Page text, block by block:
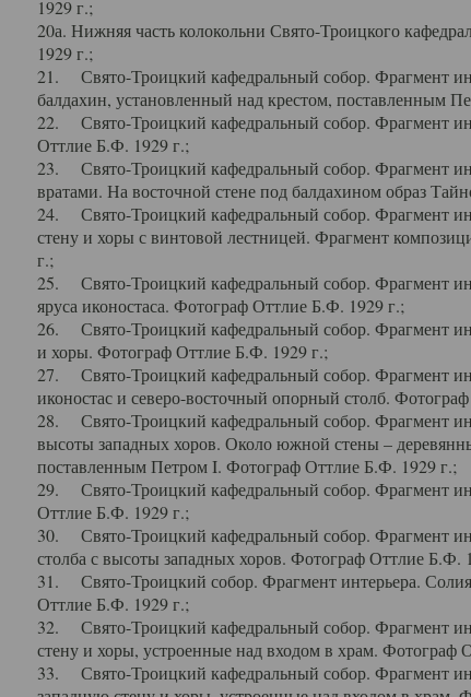
1929 г.;
20а. Нижняя часть колокольни Свято-Троицкого
1929 г.;
21. Свято-Троицкий кафедральный собор. Фрагмент
балдахин, установленный над крестом, поставленным
22. Свято-Троицкий кафедральный собор. Фрагмент
Оттлие Б.Ф. 1929 г.;
23. Свято-Троицкий кафедральный собор. Фрагмент
вратами. На восточной стене под балдахином образ
24. Свято-Троицкий кафедральный собор. Фрагмент
стену и хоры с винтовой лестницей. Фрагмент
г.;
25. Свято-Троицкий кафедральный собор. Фрагмент
яруса иконостаса. Фотограф Оттлие Б.Ф. 1929 г.;
26. Свято-Троицкий кафедральный собор. Фрагмент
и хоры. Фотограф Оттлие Б.Ф. 1929 г.;
27. Свято-Троицкий кафедральный собор. Фрагмент
иконостас и северо-восточный опорный столб.
28. Свято-Троицкий кафедральный собор. Фрагмент
высоты западных хоров. Около южной стены –
поставленным Петром I. Фотограф Оттлие Б.Ф. 1929 г.;
29. Свято-Троицкий кафедральный собор. Фрагмент
Оттлие Б.Ф. 1929 г.;
30. Свято-Троицкий кафедральный собор. Фрагмент
столба с высоты западных хоров. Фотограф Оттлие Б.Ф.
31. Свято-Троицкий собор. Фрагмент интерьера. Солия
Оттлие Б.Ф. 1929 г.;
32. Свято-Троицкий кафедральный собор. Фрагмент
стену и хоры, устроенные над входом в храм. Фотограф
33. Свято-Троицкий кафедральный собор. Фрагмент